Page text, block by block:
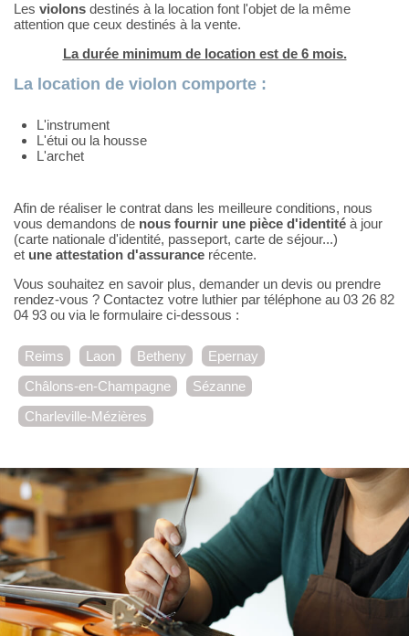
Les violons destinés à la location font l'objet de la même
attention que ceux destinés à la vente.
La durée minimum de location est de 6 mois.
La location de violon comporte :
L'instrument
L'étui ou la housse
L'archet
Afin de réaliser le contrat dans les meilleure conditions, nous
vous demandons de nous fournir une pièce d'identité à jour
(carte nationale d'identité, passeport, carte de séjour...)
et une attestation d'assurance récente.
Vous souhaitez en savoir plus, demander un devis ou prendre
rendez-vous ? Contactez votre luthier par téléphone au 03 26 82
04 93 ou via le formulaire ci-dessous :
Reims Laon Betheny
Epernay
Châlons-en-Champagne
Sézanne
Charleville-Mézières